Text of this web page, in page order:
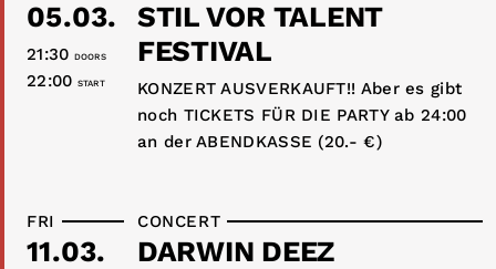
05.03.
DOORS
21:30
START
22:00
STIL VOR TALENT
FESTIVAL
KONZERT AUSVERKAUFT!! Aber es gibt
noch TICKETS FÜR DIE PARTY ab 24:00
an der ABENDKASSE (20.- €)
FRI
11.03.
CONCERT
DARWIN DEEZ